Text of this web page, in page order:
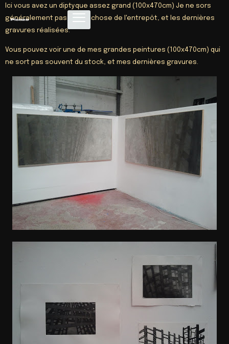
Ici vous avez un diptyque assez grand (100x470cm) Je ne sors
généralement pas grand-chose de l'entrepôt, et les dernières
gravures réalisées.
Vous pouvez voir une de mes grandes peintures (100x470cm) qui
ne sort pas souvent du stock, et mes dernières gravures.